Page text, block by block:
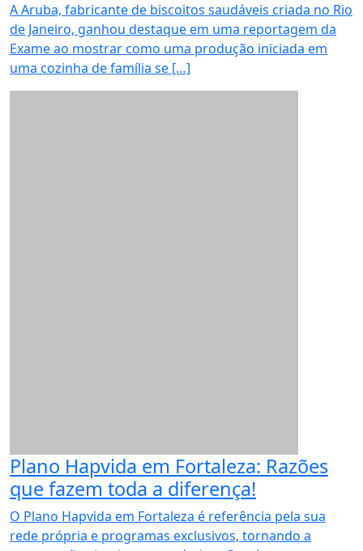
A Aruba, fabricante de biscoitos saudáveis criada no Rio
de Janeiro, ganhou destaque em uma reportagem da
Exame ao mostrar como uma produção iniciada em
uma cozinha de família se […]
Plano Hapvida em Fortaleza: Razões
que fazem toda a diferença!
O Plano Hapvida em Fortaleza é referência pela sua
rede própria e programas exclusivos, tornando a